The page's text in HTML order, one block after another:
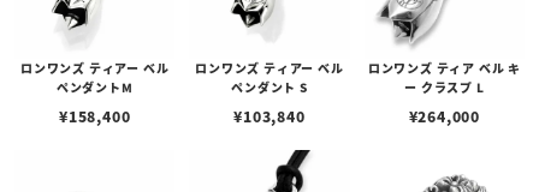
ロンワンズ ティアー ベル
ペンダントM
¥158,400
ロンワンズ ティアー ベル
ペンダント S
¥103,840
ロンワンズ ティア ベル キ
ー クラスプ L
¥264,000